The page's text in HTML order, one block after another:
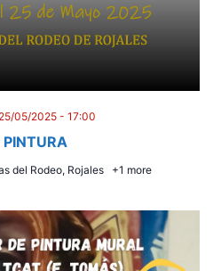
PINTURA
25/05/2025 - 17:00
del Rodeo, Rojales +1 more